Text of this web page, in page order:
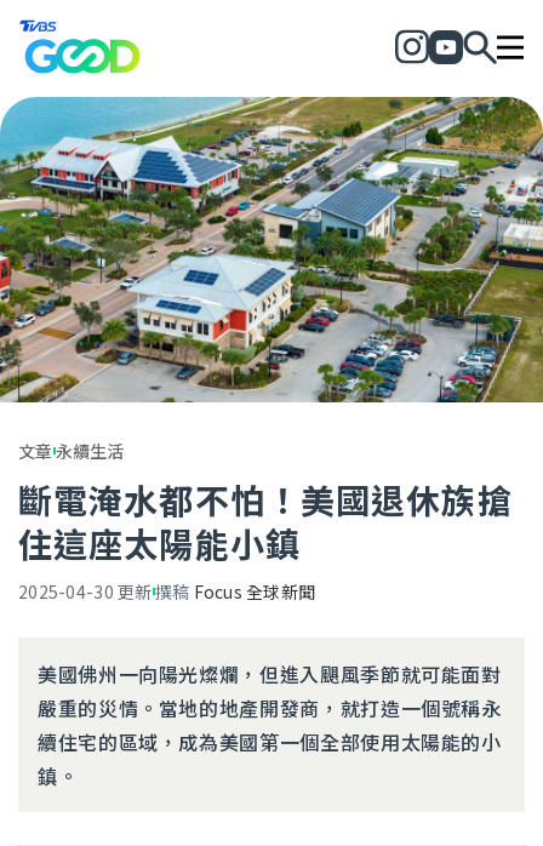
文章永續生活
斷電淹水都不怕！美國退休族搶
住這座太陽能小鎮
2025-04-30 更新撰稿 Focus 全球新聞
美國佛州一向陽光燦爛，但進入颶風季節就可能面對
嚴重的災情。當地的地產開發商，就打造一個號稱永
續住宅的區域，成為美國第一個全部使用太陽能的小
鎮。